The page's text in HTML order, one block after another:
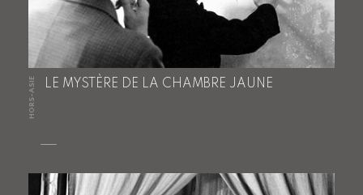
HORS-ASIE LE MYSTÈRE DE LA CHAMBRE JAUNE